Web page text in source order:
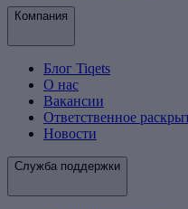
Компания
Блог Tiqets
О нас
Вакансии
Ответственное
Новости
Служба поддержки